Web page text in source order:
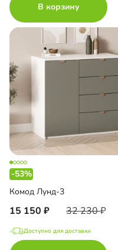
В корзину
-53%
Комод Лунд-3
15 150 32 230
Доступно для доставки